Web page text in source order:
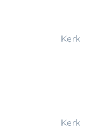
Kerk
Kerk